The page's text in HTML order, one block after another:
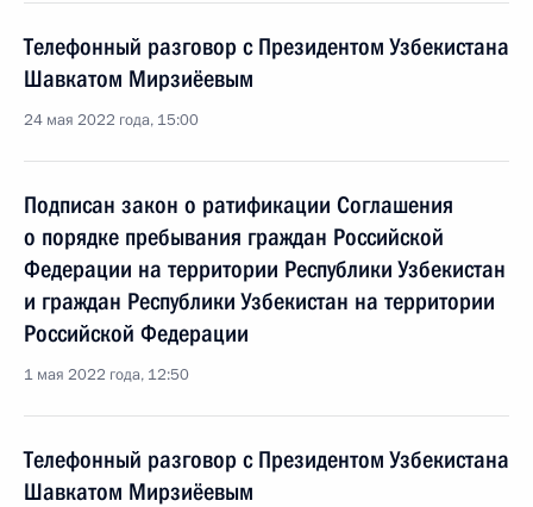
Телефонный разговор с Президентом Узбекистана
Шавкатом Мирзиёевым
24 мая 2022 года, 15:00
Подписан закон о ратификации Соглашения
о порядке пребывания граждан Российской
Федерации на территории Республики Узбекистан
и граждан Республики Узбекистан на территории
Российской Федерации
1 мая 2022 года, 12:50
Телефонный разговор с Президентом Узбекистана
Шавкатом Мирзиёевым